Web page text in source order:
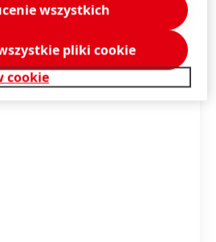
cookie
wszystkich
pliki cookie